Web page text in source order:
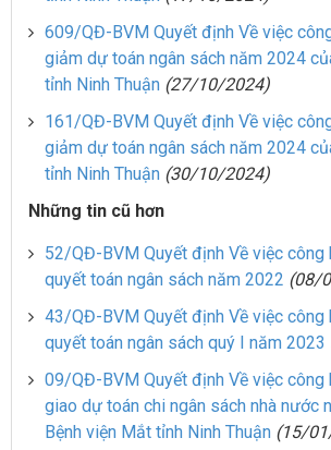
609/QĐ-BVM Quyết định Về việc
giảm dự toán ngân sách năm 2024
tỉnh Ninh Thuận (27/10/2024)
161/QĐ-BVM Quyết định Về việc
giảm dự toán ngân sách năm 2024
tỉnh Ninh Thuận (30/10/2024)
Những tin cũ hơn
52/QĐ-BVM Quyết định Về việc công
quyết toán ngân sách năm 2022 (08/
43/QĐ-BVM Quyết định Về việc công
quyết toán ngân sách quý I năm 2023
09/QĐ-BVM Quyết định Về việc công
giao dự toán chi ngân sách nhà nước
Bệnh viện Mắt tỉnh Ninh Thuận (15/